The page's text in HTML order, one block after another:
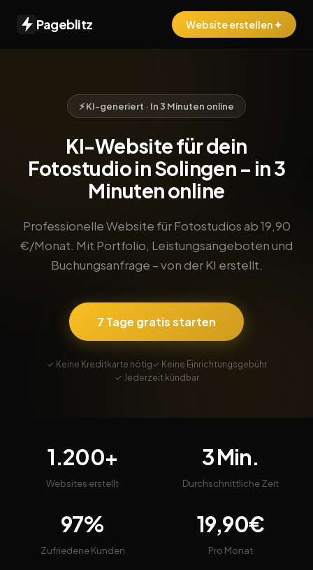
Pageblitz Website erstellen ✦
⚡ KI-generiert · In 3 Minuten online
KI-Website für dein
Fotostudio in Solingen – in 3
Minuten online
Professionelle Website für Fotostudios ab 19,90
€/Monat. Mit Portfolio, Leistungsangeboten und
Buchungsanfrage – von der KI erstellt.
7 Tage gratis starten
✓ Keine Kreditkarte nötig✓ Keine Einrichtungsgebühr
✓ Jederzeit kündbar
1.200+
Websites erstellt
3 Min.
Durchschnittliche Zeit
97%
Zufriedene Kunden
19,90€
Pro Monat